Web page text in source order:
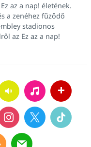
az a nap! életének.
a zenéhez fűződő
stadionos
az Ez az a nap!